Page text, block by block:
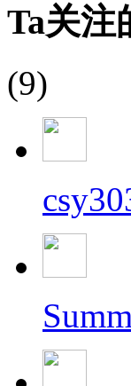
Ta关注
(9)